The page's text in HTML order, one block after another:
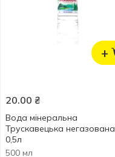
+
20.00 ₴
Вода мінеральна
Трускавецька негазована
0,5л
500 мл